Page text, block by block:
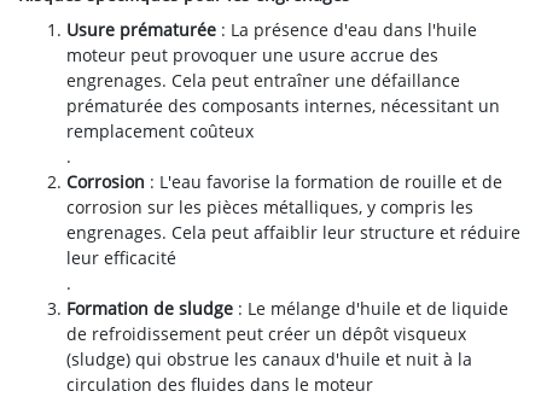
Usure prématurée : La présence d'eau dans l'huile
moteur peut provoquer une usure accrue des
engrenages. Cela peut entraîner une défaillance
prématurée des composants internes, nécessitant un
remplacement coûteux
.
Corrosion : L'eau favorise la formation de rouille et de
corrosion sur les pièces métalliques, y compris les
engrenages. Cela peut affaiblir leur structure et réduire
leur efficacité
.
Formation de sludge : Le mélange d'huile et de liquide
de refroidissement peut créer un dépôt visqueux
(sludge) qui obstrue les canaux d'huile et nuit à la
circulation des fluides dans le moteur